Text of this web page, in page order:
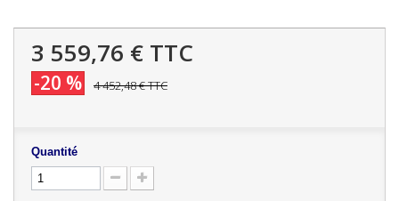
3 559,76 € TTC
-20 % 4 452,48 €TTC
Quantité